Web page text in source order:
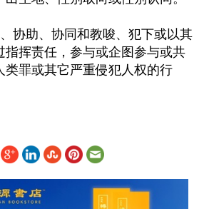
、协助、协同和教唆、犯下或以其
指挥责任，参与或企图参与或共
类罪或其它严重侵犯人权的行